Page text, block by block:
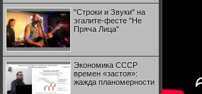
"Строки и Звуки" на
эгалите-фесте "Не
Пряча Лица"
Экономика СССР
времен «застоя»:
жажда планомерности